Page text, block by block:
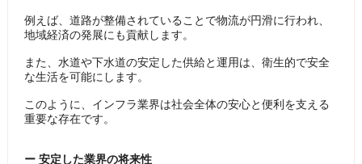
例えば、道路が整備されていることで物流が円滑に行われ、
地域経済の発展にも貢献します。
また、水道や下水道の安定した供給と運用は、衛生的で安全
な生活を可能にします。
このように、インフラ業界は社会全体の安心と便利を支える
重要な存在です。
ー ​安定した業界の将来性